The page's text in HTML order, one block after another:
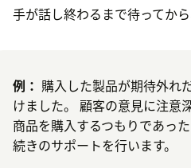
手が話し終わるまで待ってから
例： 購入した製品が期待外れ
けました。 顧客の意見に注意
商品を購入するつもりであっ
続きのサポートを行います。